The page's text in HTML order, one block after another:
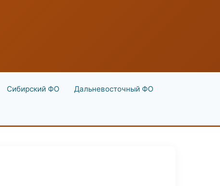
Сибирский ФО Дальневосточный ФО